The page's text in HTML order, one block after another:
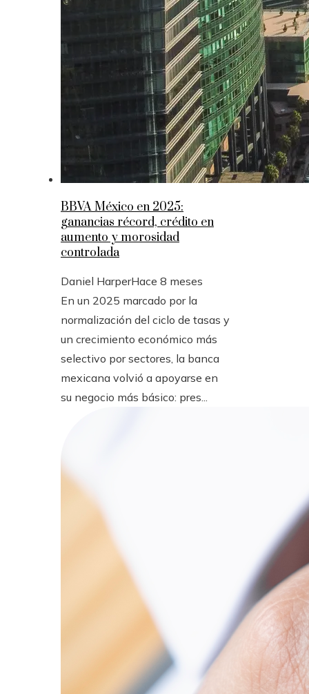
BBVA México en 2025:
ganancias récord, crédito en
aumento y morosidad
controlada
Daniel HarperHace 8 meses
En un 2025 marcado por la
normalización del ciclo de tasas y
un crecimiento económico más
selectivo por sectores, la banca
mexicana volvió a apoyarse en
su negocio más básico: pres...